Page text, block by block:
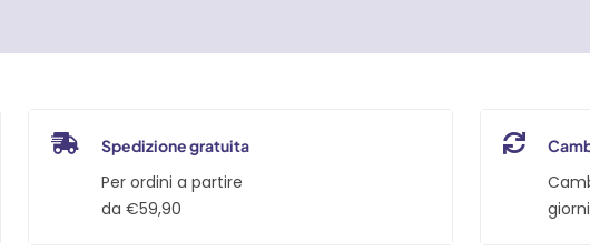
Spedizione gratuita
Per ordini a partire
da €59,90